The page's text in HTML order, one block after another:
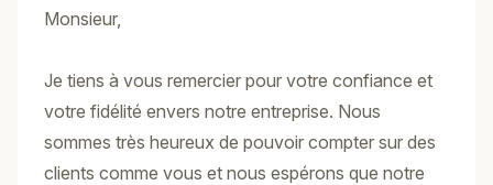
Monsieur,
Je tiens à vous remercier pour votre confiance et
votre fidélité envers notre entreprise. Nous
sommes très heureux de pouvoir compter sur des
clients comme vous et nous espérons que notre